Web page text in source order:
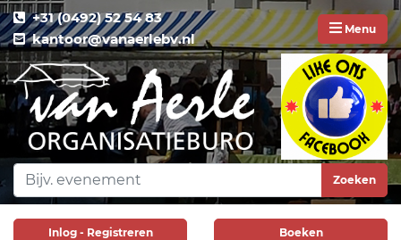
+31 (0492) 52 54 83
kantoor@vanaerlebv.nl
Menu
Zoeken
Inlog - Registreren Boeken